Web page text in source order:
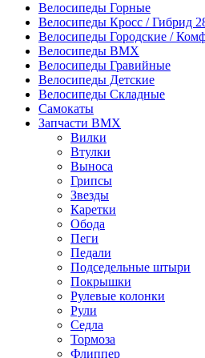
Велосипеды Горные
Велосипеды Кросс / Гибрид
Велосипеды Городские /
Велосипеды BMX
Велосипеды Гравийные
Велосипеды Детские
Велосипеды Складные
Самокаты
Запчасти BMX
Вилки
Втулки
Выноса
Грипсы
Звезды
Каретки
Обода
Пеги
Педали
Подседельные штыри
Покрышки
Рулевые колонки
Рули
Седла
Тормоза
Флиппер